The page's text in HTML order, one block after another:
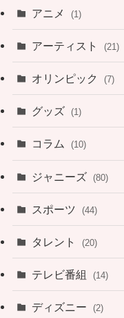
アニメ (1)
アーティスト (21)
オリンピック (7)
グッズ (1)
コラム (10)
ジャニーズ (80)
スポーツ (44)
タレント (20)
テレビ番組 (14)
ディズニー (2)